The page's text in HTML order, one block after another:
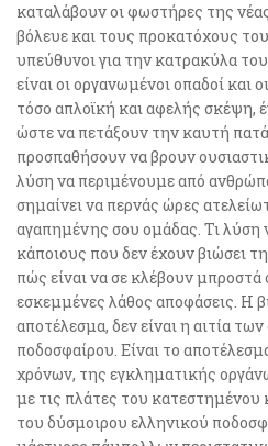
καταλάβουν οι φωστήρες της
βόλευε και τους προκατόχους
υπεύθυνοι για την κατρακύλα
είναι οι οργανωμένοι οπαδοί και
τόσο απλοϊκή και αφελής σκέψη,
ώστε να πετάξουν την καυτή
προσπαθήσουν να βρουν
λύση να περιμένουμε από
σημαίνει να περνάς ώρες
αγαπημένης σου ομάδας. Τι λύση
κάποιους που δεν έχουν βιώσει
πώς είναι να σε κλέβουν μπροστά
εσκεμμένες λάθος αποφάσεις. Η
αποτέλεσμα, δεν είναι η αιτία
ποδοσφαίρου. Είναι το
χρόνων, της εγκληματικής
με τις πλάτες του κατεστημένου
του δύσμοιρου ελληνικού